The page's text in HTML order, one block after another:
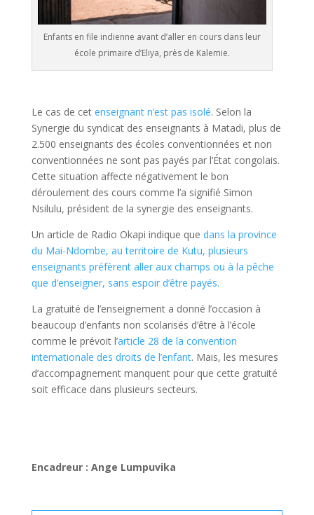
Enfants en file indienne avant d’aller en cours dans leur
école primaire d’Eliya, près de Kalemie.
Le cas de cet enseignant n’est pas isolé. Selon la
Synergie du syndicat des enseignants à Matadi, plus de
2.500 enseignants des écoles conventionnées et non
conventionnées ne sont pas payés par l’État congolais.
Cette situation affecte négativement le bon
déroulement des cours comme l’a signifié Simon
Nsilulu, président de la synergie des enseignants.
Un article de Radio Okapi indique que dans la province
du Mai-Ndombe, au territoire de Kutu, plusieurs
enseignants préfèrent aller aux champs ou à la pêche
que d’enseigner, sans espoir d’être payés.
La gratuité de l’enseignement a donné l’occasion à
beaucoup d’enfants non scolarisés d’être à l’école
comme le prévoit l’article 28 de la convention
internationale des droits de l’enfant. Mais, les mesures
d’accompagnement manquent pour que cette gratuité
soit efficace dans plusieurs secteurs.
Encadreur : Ange Lumpuvika